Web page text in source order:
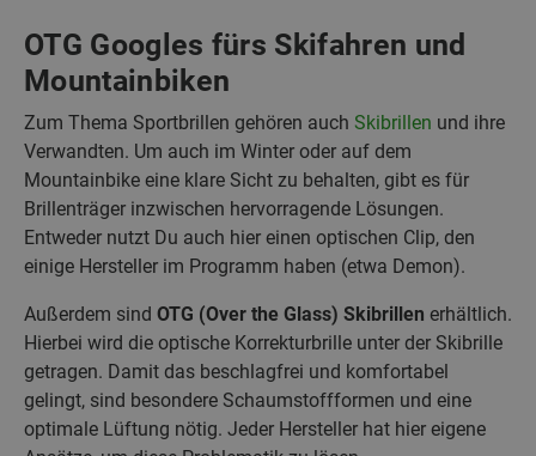
OTG Googles fürs Skifahren und
Mountainbiken
Zum Thema Sportbrillen gehören auch Skibrillen und ihre
Verwandten. Um auch im Winter oder auf dem
Mountainbike eine klare Sicht zu behalten, gibt es für
Brillenträger inzwischen hervorragende Lösungen.
Entweder nutzt Du auch hier einen optischen Clip, den
einige Hersteller im Programm haben (etwa Demon).
Außerdem sind OTG (Over the Glass) Skibrillen erhältlich.
Hierbei wird die optische Korrekturbrille unter der Skibrille
getragen. Damit das beschlagfrei und komfortabel
gelingt, sind besondere Schaumstoffformen und eine
optimale Lüftung nötig. Jeder Hersteller hat hier eigene